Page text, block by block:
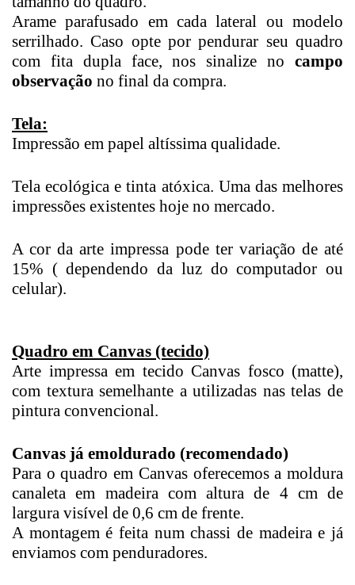
Arame parafusado em cada lateral ou modelo
serrilhado. Caso opte por pendurar seu quadro
com fita dupla face, nos sinalize no campo
observação no final da compra.
Tela:
Impressão em papel altíssima qualidade.
Tela ecológica e tinta atóxica. Uma das melhores
impressões existentes hoje no mercado.
A cor da arte impressa pode ter variação de até
15% ( dependendo da luz do computador ou
celular).
Quadro em Canvas (tecido)
Arte impressa em tecido Canvas fosco (matte),
com textura semelhante a utilizadas nas telas de
pintura convencional.
Canvas já emoldurado (recomendado)
Para o quadro em Canvas oferecemos a moldura
canaleta em madeira com altura de 4 cm de
largura visível de 0,6 cm de frente.
A montagem é feita num chassi de madeira e já
enviamos com penduradores.